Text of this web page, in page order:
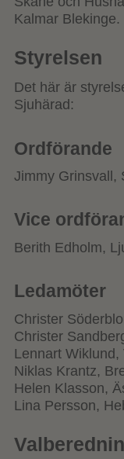
Kalmar Blekinge.
Styrelsen
Det här är
Sjuhärad:
Ordförande
Jimmy Grinsvall,
Vice
Berith Edholm,
Ledamöter
Christer
Christer
Lennart Wiklund,
Niklas Krantz,
Helen Klasson,
Lina Persson,